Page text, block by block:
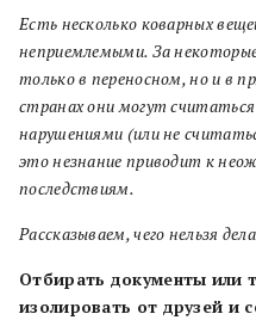
Есть несколько коварных
неприемлемыми. За
только в переносном, но и в
странах они могут
нарушениями (или не
это незнание приводит к
последствиям.
Рассказываем, чего нельзя
Отбирать документы или
изолировать от друзей и